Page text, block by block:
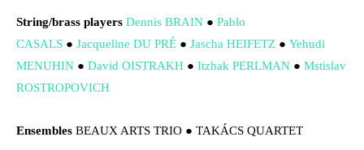
String/brass players Dennis BRAIN ● Pablo
CASALS ● Jacqueline DU PRÉ ● Jascha HEIFETZ ● Yehudi
MENUHIN ● David OISTRAKH ● Itzhak PERLMAN ● Mstislav
ROSTROPOVICH
Ensembles BEAUX ARTS TRIO ● TAKÁCS QUARTET